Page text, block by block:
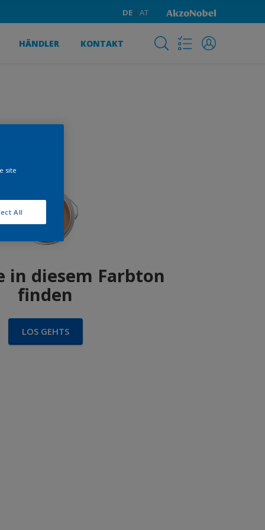
DE AT
HÄNDLER KONTAKT
in diesem Farbton
finden
LOS GEHTS
site
All